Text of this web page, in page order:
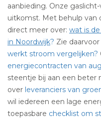
aanbieding. Onze
uitkomst. Met behulp van
direct meer over: wat is
in Noordwijk? Zie
werkt stroom vergelijken?
energiecontracten van
steentje bij aan een beter
over leveranciers van
wil iedereen een lage
toepasbare checklist om